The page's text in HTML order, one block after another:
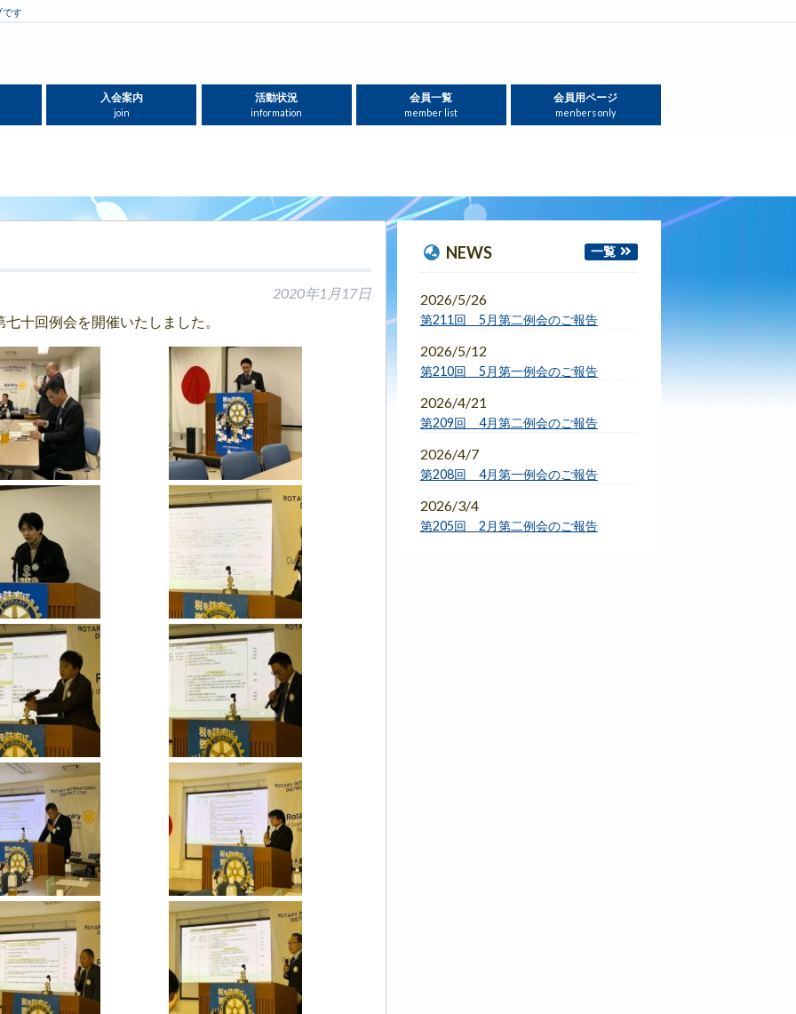
です
入会案内
join
活動状況
information
会員一覧
member list
会員用ページ
menbers only
2020年1月17日
十回例会を開催いたしました。
NEWS 一覧
2026/5/26
第211回 5月第二例会のご報告
2026/5/12
第210回 5月第一例会のご報告
2026/4/21
第209回 4月第二例会のご報告
2026/4/7
第208回 4月第一例会のご報告
2026/3/4
第205回 2月第二例会のご報告